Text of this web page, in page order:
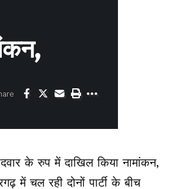
के रुप में दाखिल किया नामांकन,
में चल रही दोनों पार्टी के बीच